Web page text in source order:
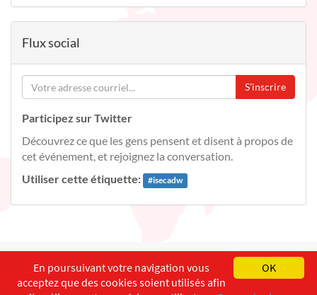
Flux social
S'inscrire
Participez sur Twitter
Découvrez ce que les gens pensent et disent à propos de
cet événement, et rejoignez la conversation.
Utiliser cette étiquette:
#isecadw
English Français
Copyright ©ISEC-AdW Aspects légaux
OK
En poursuivant votre navigation vous
acceptez que des cookies soient utilisés afin